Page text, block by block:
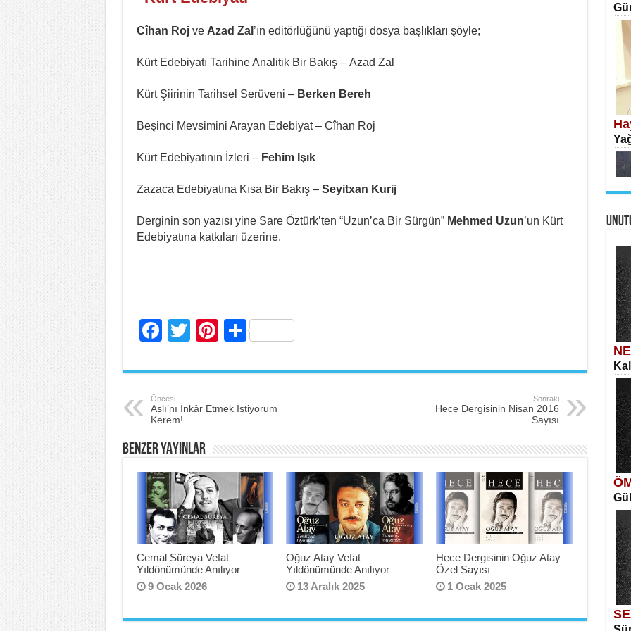
Cîhan Rojve Azad Zal ’ın editörlüğünü yaptığı dosya başlıkları şöyle;
Kürt Edebiyatı Tarihine Analitik Bir Bakış – Azad Zal
Kürt Şiirinin Tarihsel Serüveni – Berken Bereh
Beşinci Mevsimini Arayan Edebiyat – Cîhan Roj
Kürt Edebiyatının İzleri – Fehim Işık
Zazaca Edebiyatına Kısa Bir Bakış – Seyitxan Kurij
Derginin son yazısı yine Sare Öztürk’ten “Uzun’ca Bir Sürgün” Mehmed Uzun’un Kürt
Edebiyatına katkıları üzerine.
F
c
e
b
o
o
k
T
tt
Pi
er
st
S
ar
Öncesi
Aslı’nı İnkâr Etmek İstiyorum
Kerem!
Sonraki
Hece Dergisinin Nisan 2016
Sayısı
BENZER YAYINLAR
Cemal Süreya Vefat
Yıldönümünde Anılıyor
9 Ocak 2026
Oğuz Atay Vefat
Yıldönümünde Anılıyor
13 Aralık 2025
Hece Dergisinin Oğuz Atay
Özel Sayısı
1 Ocak 2025
İki